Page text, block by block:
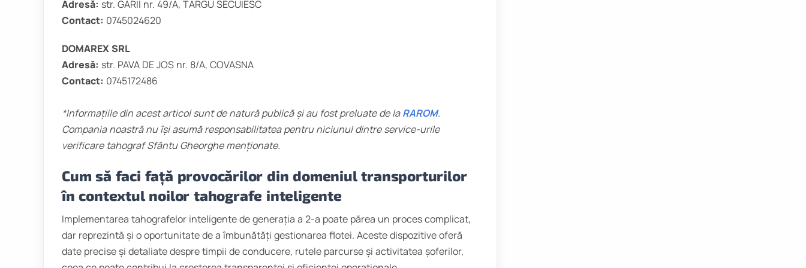
Adresă: str. GARII nr. 49/A, TARGU SECUIESC
Contact: 0745024620
DOMAREX SRL
Adresă: str. PAVA DE JOS nr. 8/A, COVASNA
Contact: 0745172486
*Informațiile din acest articol sunt de natură publică și au fost preluate de laRAROM.
Compania noastră nu își asumă responsabilitatea pentru niciunul dintre service-urile
verificare tahograf Sfântu Gheorghe menționate.
Cum să faci față provocărilor din domeniul transporturilor
în contextul noilor tahografe inteligente
Implementarea tahografelor inteligente de generația a 2-a poate părea un proces complicat,
dar reprezintă și o oportunitate de a îmbunătăți gestionarea flotei. Aceste dispozitive oferă
date precise și detaliate despre timpii de conducere, rutele parcurse și activitatea șoferilor,